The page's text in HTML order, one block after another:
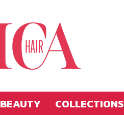
BEAUTY COLLECTIONS